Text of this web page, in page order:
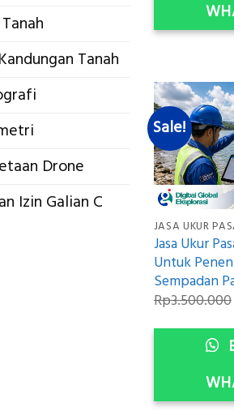
Tanah
Drone
Izin Galian C
Sale!
JASA UKUR
Jasa Ukur
Untuk
Sempadan
Rp3.500.000